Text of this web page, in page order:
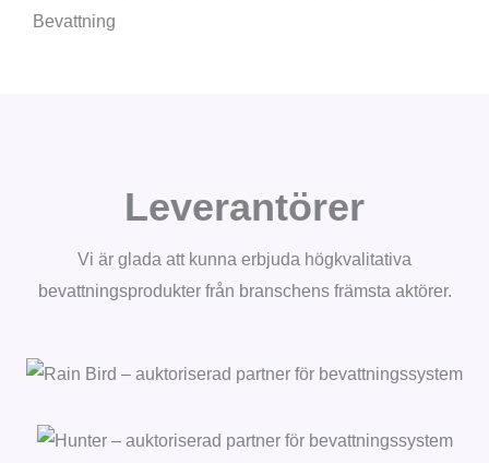
Leverantörer
Vi är glada att kunna erbjuda högkvalitativa
bevattningsprodukter från branschens främsta aktörer.